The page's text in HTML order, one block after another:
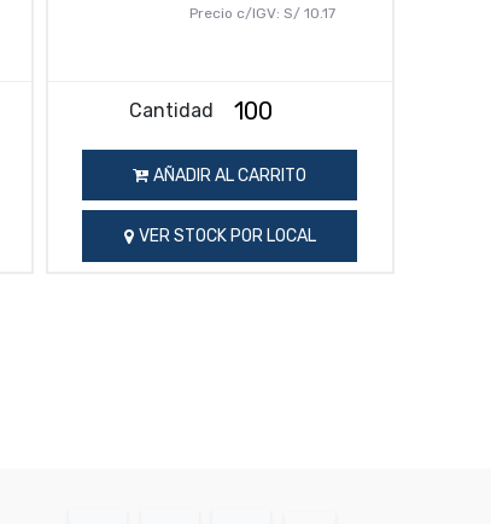
Precio c/IGV: S/ 10.17
Cantidad
AÑADIR AL CARRITO
VER STOCK POR LOCAL